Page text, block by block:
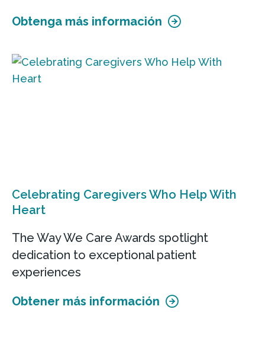
Obtenga más información
Celebrating Caregivers Who Help With
Heart
The Way We Care Awards spotlight
dedication to exceptional patient
experiences
Obtener más información